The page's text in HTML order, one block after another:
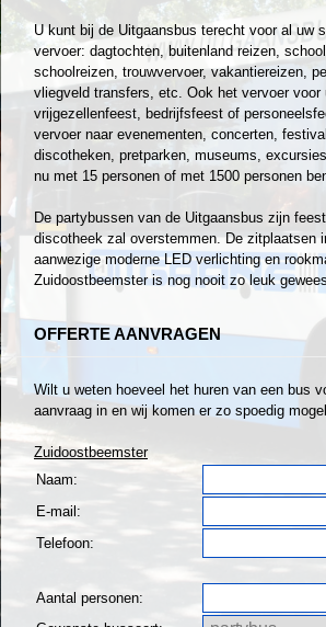
U kunt bij de Uitgaansbus terecht voor al uw
vervoer: dagtochten, buitenland reizen,
schoolreizen, trouwvervoer, vakantiereizen,
vliegveld transfers, etc. Ook het vervoer voor
vrijgezellenfeest, bedrijfsfeest of
vervoer naar evenementen, concerten,
discotheken, pretparken, museums,
nu met 15 personen of met 1500 personen
De partybussen van de Uitgaansbus zijn
discotheek zal overstemmen. De zitplaatsen
aanwezige moderne LED verlichting en
Zuidoostbeemster is nog nooit zo leuk
OFFERTE AANVRAGEN
Wilt u weten hoeveel het huren van een bus
aanvraag in en wij komen er zo spoedig
Zuidoostbeemster
Naam:
E-mail:
Telefoon:
Aantal personen: